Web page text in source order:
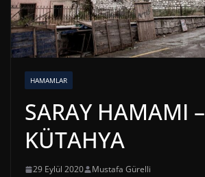
HAMAMLAR
SARAY HAMAMI –
KÜTAHYA
29 Eylül 2020 Mustafa Gürelli